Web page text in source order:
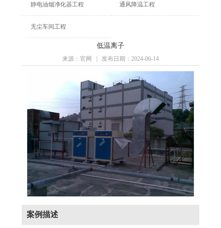
静电油烟净化器工程 通风降温工程
无尘车间工程
低温离子
来源：官网 | 发布日期：2024-06-14
案例描述